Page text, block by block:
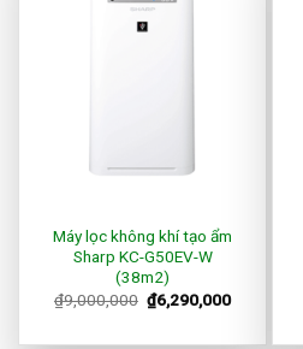
Máy lọc không khí tạo ẩm
Sharp KC-G50EV-W
(38m2)
₫9,000,000 ₫6,290,000